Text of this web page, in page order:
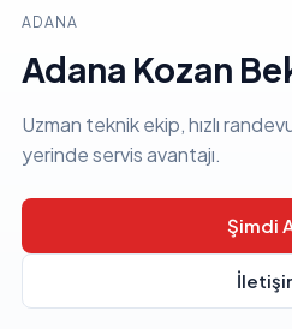
ADANA
Adana Kozan
Uzman teknik ekip, hızlı
yerinde servis avantajı.
Şimdi